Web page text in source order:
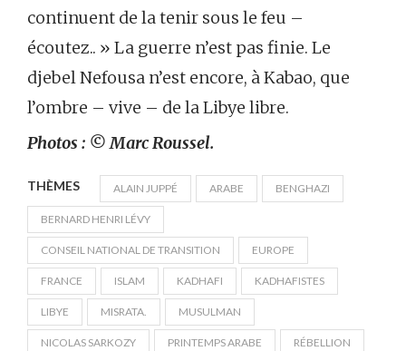
continuent de la tenir sous le feu –
écoutez.. » La guerre n’est pas finie. Le
djebel Nefousa n’est encore, à Kabao, que
l’ombre – vive – de la Libye libre.
Photos : © Marc Roussel.
THÈMES ALAIN JUPPÉ ARABE BENGHAZI
BERNARD HENRI LÉVY
CONSEIL NATIONAL DE TRANSITION EUROPE
FRANCE ISLAM KADHAFI KADHAFISTES
LIBYE MISRATA. MUSULMAN
NICOLAS SARKOZY PRINTEMPS ARABE RÉBELLION